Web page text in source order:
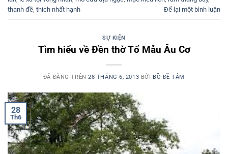
thanh đề, thích nhất hạnh Để lại một bình luận
SỰ KIỆN
Tìm hiểu về Đền thờ Tổ Mẫu Âu Cơ
ĐÃ ĐĂNG TRÊN28 THÁNG 6, 2013 BỞI BỒ ĐỀ TÂM
28
Th6